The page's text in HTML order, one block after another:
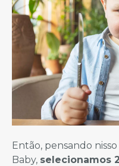
Então, pensando
Baby, selecionamos